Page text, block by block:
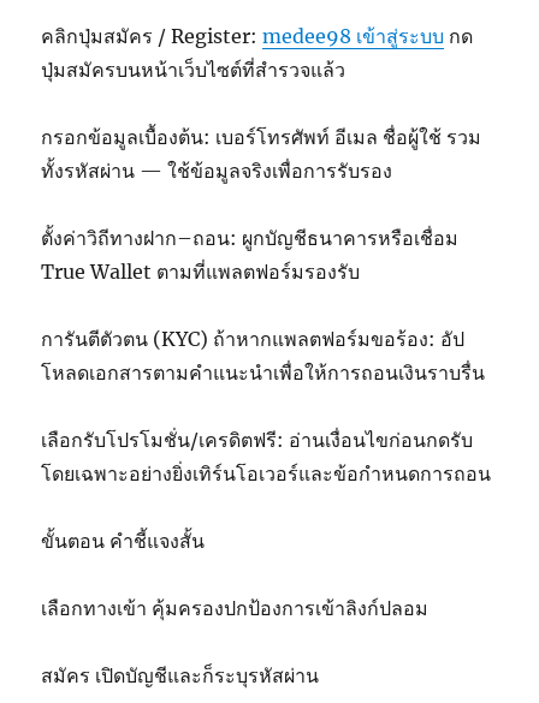
คลิกปุ่มสมัคร / Register:medee98 เข้าสู่ระบบ กด
ปุ่มสมัครบนหน้าเว็บไซต์ที่สำรวจแล้ว
กรอกข้อมูลเบื้องต้น: เบอร์โทรศัพท์ อีเมล ชื่อผู้ใช้ รวม
ทั้งรหัสผ่าน — ใช้ข้อมูลจริงเพื่อการรับรอง
ตั้งค่าวิถีทางฝาก–ถอน: ผูกบัญชีธนาคารหรือเชื่อม
True Wallet ตามที่แพลตฟอร์มรองรับ
การันตีตัวตน (KYC) ถ้าหากแพลตฟอร์มขอร้อง: อัป
โหลดเอกสารตามคำแนะนำเพื่อให้การถอนเงินราบรื่น
เลือกรับโปรโมชั่น/เครดิตฟรี: อ่านเงื่อนไขก่อนกดรับ
โดยเฉพาะอย่างยิ่งเทิร์นโอเวอร์และข้อกำหนดการถอน
ขั้นตอน คำชี้แจงสั้น
เลือกทางเข้า คุ้มครองปกป้องการเข้าลิงก์ปลอม
สมัคร เปิดบัญชีและก็ระบุรหัสผ่าน